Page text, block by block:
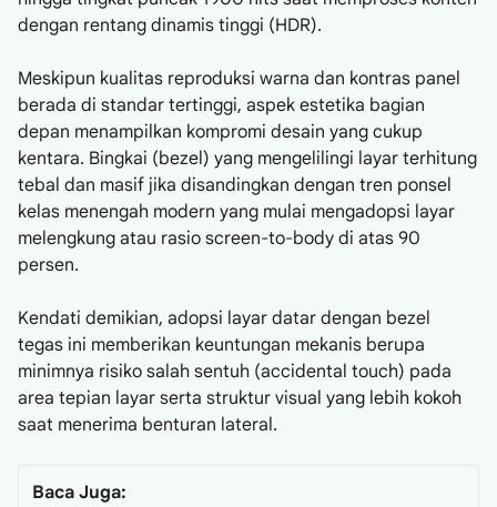
dengan rentang dinamis tinggi (HDR).
Meskipun kualitas reproduksi warna dan kontras panel
berada di standar tertinggi, aspek estetika bagian
depan menampilkan kompromi desain yang cukup
kentara. Bingkai (bezel) yang mengelilingi layar terhitung
tebal dan masif jika disandingkan dengan tren ponsel
kelas menengah modern yang mulai mengadopsi layar
melengkung atau rasio screen-to-body di atas 90
persen.
Kendati demikian, adopsi layar datar dengan bezel
tegas ini memberikan keuntungan mekanis berupa
minimnya risiko salah sentuh (accidental touch) pada
area tepian layar serta struktur visual yang lebih kokoh
saat menerima benturan lateral.
Baca Juga: